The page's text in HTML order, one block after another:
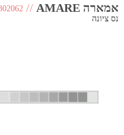
אמארה AMARE //
נס ציונה